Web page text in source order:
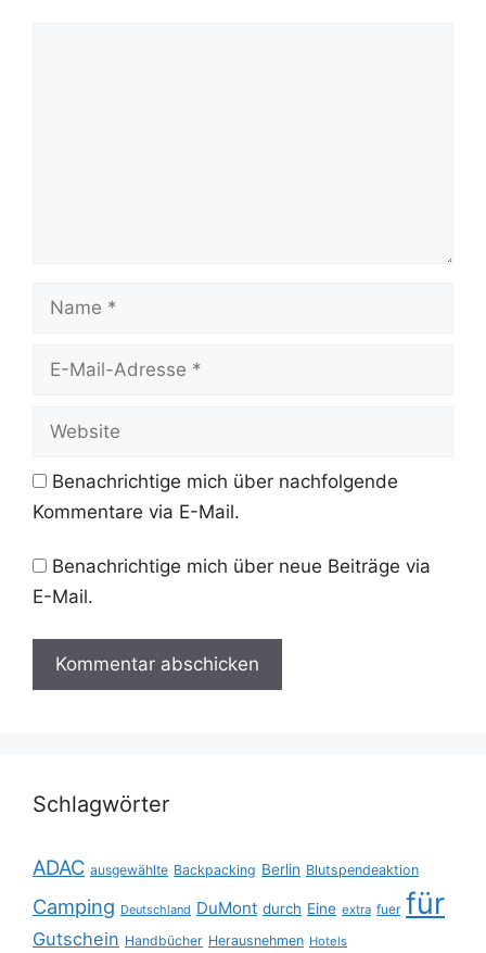
Mail-
Benachrichtige mich über nachfolgende
Kommentare via E-Mail.
Benachrichtige mich über neue Beiträge via
E-Mail.
Schlagwörter
ADAC ausgewählte Backpacking Berlin Blutspendeaktion
Camping Deutschland DuMont durch Eine extra fuer für
Gutschein Handbücher Herausnehmen Hotels